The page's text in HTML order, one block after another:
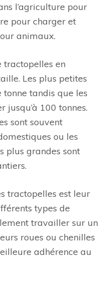
l’agriculture pour
pour charger et
animaux.
tractopelles en
Les plus petites
tonne tandis que les
jusqu’à 100 tonnes.
sont souvent
ou les
plus grandes sont
tractopelles est leur
types de
travailler sur un
roues ou chenilles
adhérence au